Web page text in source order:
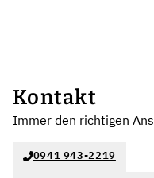
Kontakt
Immer den richtigen
0941 943-2219